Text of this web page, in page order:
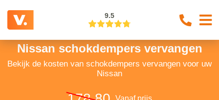
9.5
Nissan schokdempers vervangen
Bekijk de kosten van schokdempers vervangen voor uw
Nissan
Vanaf prijs